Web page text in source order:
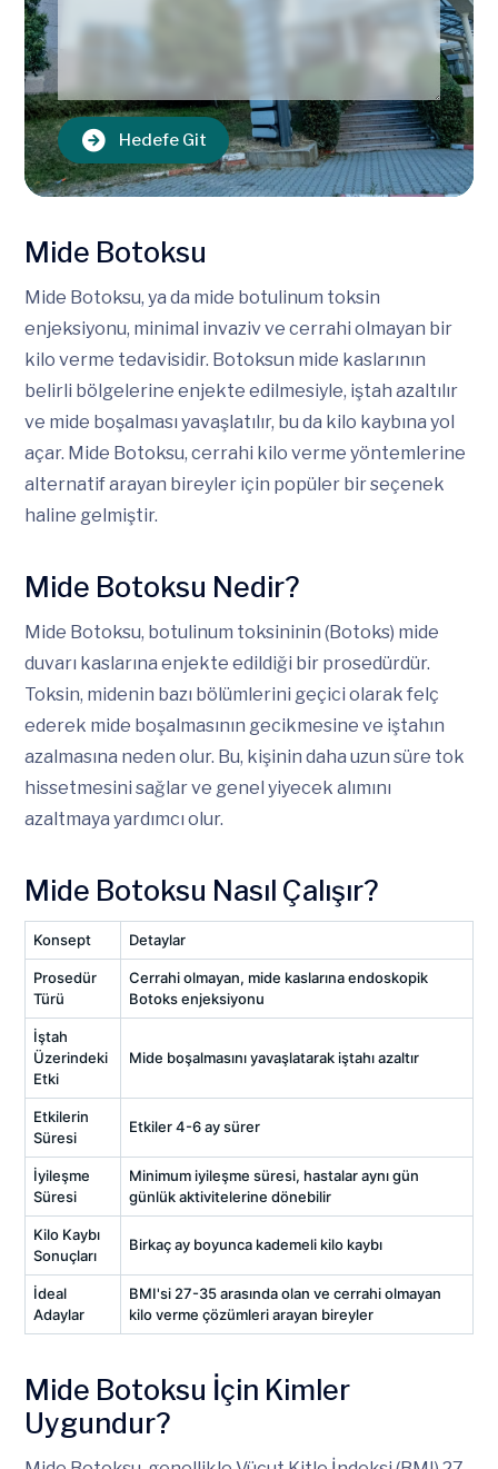
Hedefe Git
Mide Botoksu
Mide Botoksu, ya da mide botulinum toksin
enjeksiyonu, minimal invaziv ve cerrahi olmayan bir
kilo verme tedavisidir. Botoksun mide kaslarının
belirli bölgelerine enjekte edilmesiyle, iştah azaltılır
ve mide boşalması yavaşlatılır, bu da kilo kaybına yol
açar. Mide Botoksu, cerrahi kilo verme yöntemlerine
alternatif arayan bireyler için popüler bir seçenek
haline gelmiştir.
Mide Botoksu Nedir?
Mide Botoksu, botulinum toksininin (Botoks) mide
duvarı kaslarına enjekte edildiği bir prosedürdür.
Toksin, midenin bazı bölümlerini geçici olarak felç
ederek mide boşalmasının gecikmesine ve iştahın
azalmasına neden olur. Bu, kişinin daha uzun süre tok
hissetmesini sağlar ve genel yiyecek alımını
azaltmaya yardımcı olur.
Mide Botoksu Nasıl Çalışır?
Konsept Detaylar
Prosedür
Türü
Cerrahi olmayan, mide kaslarına endoskopik
Botoks enjeksiyonu
İştah
Üzerindeki
Etki
Mide boşalmasını yavaşlatarak iştahı azaltır
Etkilerin
Süresi
Etkiler 4-6 ay sürer
İyileşme
Süresi
Minimum iyileşme süresi, hastalar aynı gün
günlük aktivitelerine dönebilir
Kilo Kaybı
Sonuçları
Birkaç ay boyunca kademeli kilo kaybı
İdeal
Adaylar
BMI'si 27-35 arasında olan ve cerrahi olmayan
kilo verme çözümleri arayan bireyler
Mide Botoksu İçin Kimler
Uygundur?